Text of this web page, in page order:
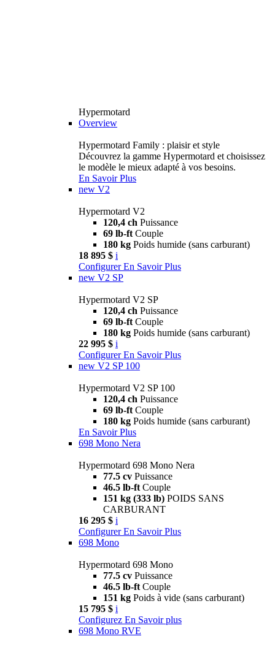
Hypermotard
Overview
Hypermotard Family : plaisir et style
Découvrez la gamme Hypermotard et choisissez
le modèle le mieux adapté à vos besoins.
En Savoir Plus
new V2
Hypermotard V2
120,4 ch Puissance
69 lb-ft Couple
180 kg Poids humide (sans carburant)
18 895 $ i
Configurer En Savoir Plus
new V2 SP
Hypermotard V2 SP
120,4 ch Puissance
69 lb-ft Couple
180 kg Poids humide (sans carburant)
22 995 $ i
Configurer En Savoir Plus
new V2 SP 100
Hypermotard V2 SP 100
120,4 ch Puissance
69 lb-ft Couple
180 kg Poids humide (sans carburant)
En Savoir Plus
698 Mono Nera
Hypermotard 698 Mono Nera
77.5 cv Puissance
46.5 lb-ft Couple
151 kg (333 lb) POIDS SANS
CARBURANT
16 295 $ i
Configurer En Savoir Plus
698 Mono
Hypermotard 698 Mono
77.5 cv Puissance
46.5 lb-ft Couple
151 kg Poids à vide (sans carburant)
15 795 $ i
Configurez En Savoir plus
698 Mono RVE